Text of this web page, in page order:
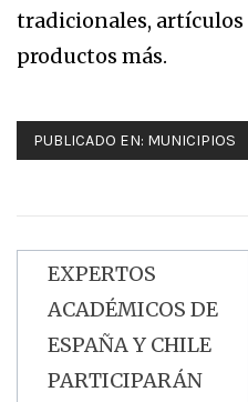
tradicionales, artículos
productos más.
PUBLICADO EN: MUNICIPIOS
Navegación
de
entradas
EXPERTOS
ACADÉMICOS DE
ESPAÑA Y CHILE
PARTICIPARÁN